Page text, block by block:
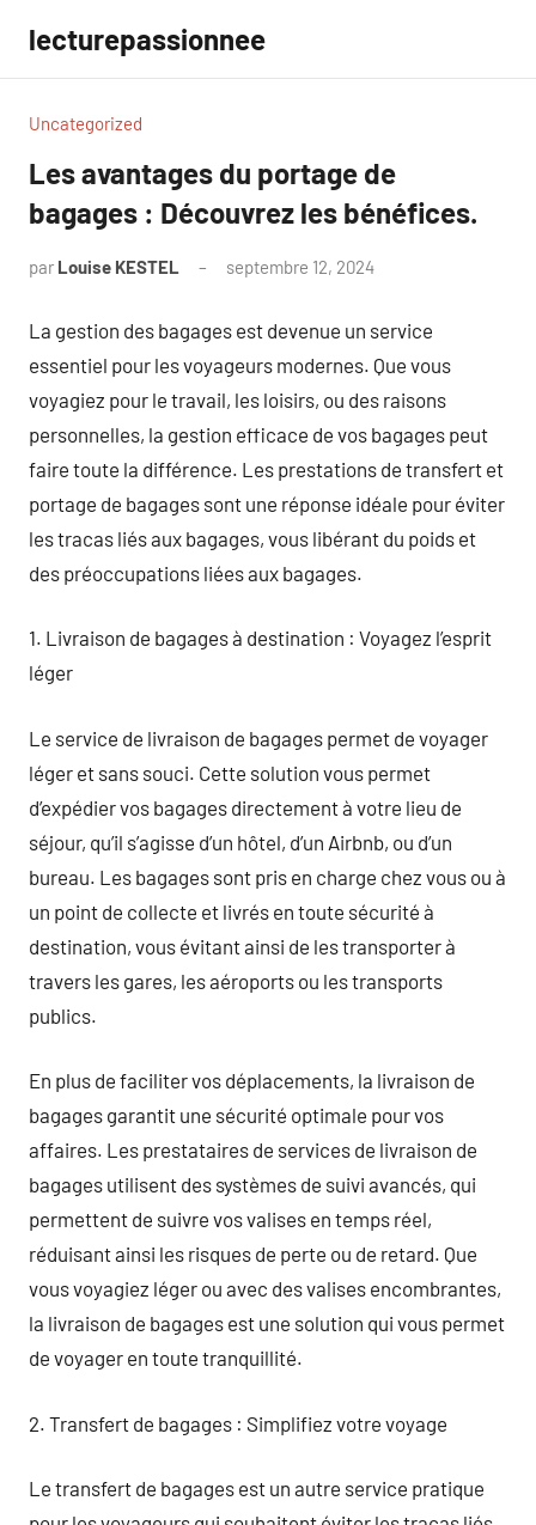
contenu
lecturepassionnee
Uncategorized
Les avantages du portage de
bagages : Découvrez les bénéfices.
par Louise KESTEL septembre 12, 2024
La gestion des bagages est devenue un service
essentiel pour les voyageurs modernes. Que vous
voyagiez pour le travail, les loisirs, ou des raisons
personnelles, la gestion efficace de vos bagages peut
faire toute la différence. Les prestations de transfert et
portage de bagages sont une réponse idéale pour éviter
les tracas liés aux bagages, vous libérant du poids et
des préoccupations liées aux bagages.
1. Livraison de bagages à destination : Voyagez l’esprit
léger
Le service de livraison de bagages permet de voyager
léger et sans souci. Cette solution vous permet
d’expédier vos bagages directement à votre lieu de
séjour, qu’il s’agisse d’un hôtel, d’un Airbnb, ou d’un
bureau. Les bagages sont pris en charge chez vous ou à
un point de collecte et livrés en toute sécurité à
destination, vous évitant ainsi de les transporter à
travers les gares, les aéroports ou les transports
publics.
En plus de faciliter vos déplacements, la livraison de
bagages garantit une sécurité optimale pour vos
affaires. Les prestataires de services de livraison de
bagages utilisent des systèmes de suivi avancés, qui
permettent de suivre vos valises en temps réel,
réduisant ainsi les risques de perte ou de retard. Que
vous voyagiez léger ou avec des valises encombrantes,
la livraison de bagages est une solution qui vous permet
de voyager en toute tranquillité.
2. Transfert de bagages : Simplifiez votre voyage
Le transfert de bagages est un autre service pratique